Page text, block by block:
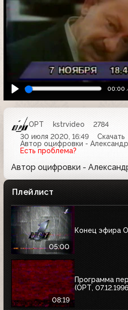
00:00
ОРТ kstrvideo
2784
30 июля 2020, 16:49
Скачать
Автор оцифровки -
Есть проблема?
Автор оцифровки -
Плейлист
05:00
Конец эфира
08:19
Программа
(ОРТ,